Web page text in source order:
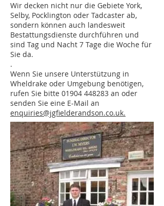
Wir decken nicht nur die Gebiete York,
Selby, Pocklington oder Tadcaster ab,
sondern können auch landesweit
Bestattungsdienste durchführen und
sind Tag und Nacht 7 Tage die Woche für
Sie da.
.
Wenn Sie unsere Unterstützung in
Wheldrake oder Umgebung benötigen,
rufen Sie bitte 01904 448283 an oder
senden Sie eine E-Mail an
enquiries@jgfielderandson.co.uk.